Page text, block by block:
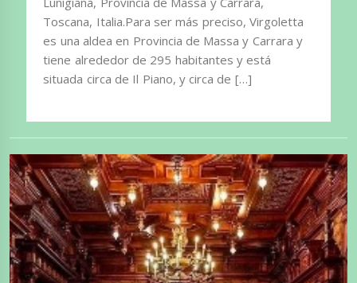
Toscana, Italia.Para ser más preciso, Virgoletta
es una aldea en Provincia de Massa y Carrara y
tiene alrededor de 295 habitantes y está
situada circa de Il Piano, y circa de […]